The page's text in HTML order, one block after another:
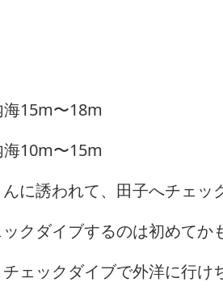
15m〜18m
10m〜15m
に誘われて、田子へチェッ
クダイブするのは初めてか
ェックダイブで外洋に行